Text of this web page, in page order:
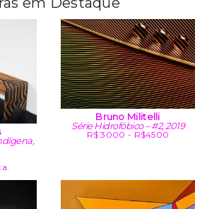
Bruno Militelli
Série Hidrofóbico – #2, 2019
R$ 3000 - R$4500